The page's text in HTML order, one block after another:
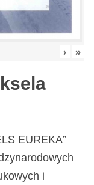
› »
EUREKA”
i